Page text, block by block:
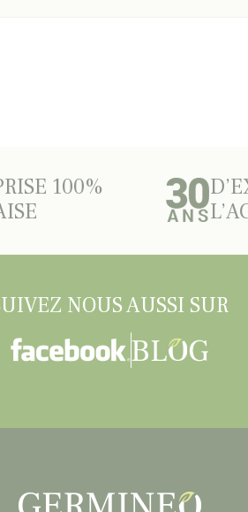
100%
NOUS AUSSI SUR